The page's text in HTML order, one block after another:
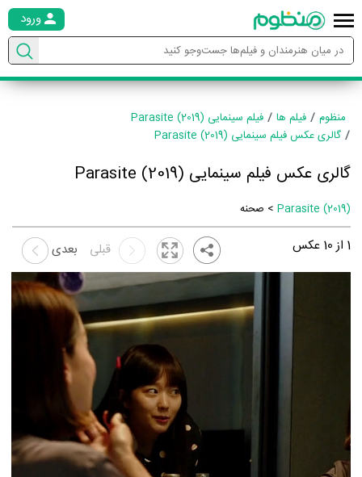
ورود
منظوم فیلم ها
فیلم سینمایی Parasite (2019)
گالری عکس فیلم سینمایی Parasite (2019)
گالری عکس فیلم سینمایی Parasite (2019)
Parasite (2019) > صحنه
1 از10 عکس بعدی قبلی